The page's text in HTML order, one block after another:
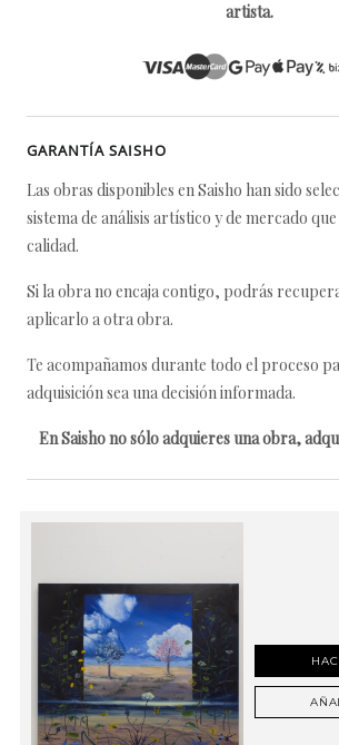
artista.
GARANTÍA SAISHO
Las obras disponibles en Saisho han sido
sistema de análisis artístico y de mercado
calidad.
Si la obra no encaja contigo, podrás
aplicarlo a otra obra.
Te acompañamos durante todo el proceso
adquisición sea una decisión informada.
En Saisho no sólo adquieres una obra,